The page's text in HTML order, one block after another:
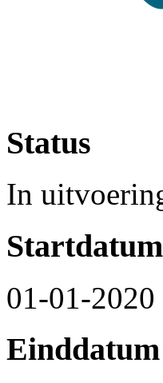
Status
In
Startdatum
01-01-2020
Einddatum